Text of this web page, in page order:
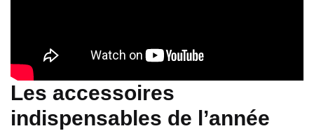
Les accessoires
indispensables de l’année